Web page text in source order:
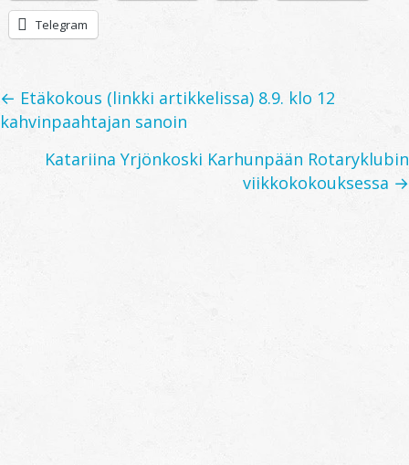
Telegram
Posts
navigation
← Etäkokous (linkki artikkelissa) 8.9. klo 12
kahvinpaahtajan sanoin
Katariina Yrjönkoski Karhunpään Rotaryklubin
viikkokokouksessa →